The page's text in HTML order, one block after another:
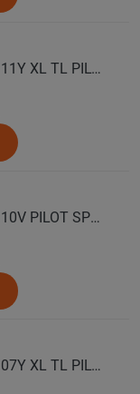
MICHELIN Автошина 265/50 R20 111Y XL TL PILOT SPORT 4 SUV лето
MICHELIN Автошина 265/60 R18 110V PILOT SPORT 4 SUV лето
MICHELIN Автошина 275/40 R21 107Y XL TL PILOT SPORT 4 SUV ZP * FRV (run flat) лето